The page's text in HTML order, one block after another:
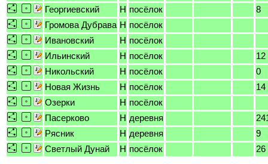
Георгиевский
H посёлок
8
Громова Дубрава H посёлок
Ивановский
H посёлок
Ильинский
H посёлок
12
Никольский
H посёлок
0
Новая Жизнь
H посёлок
14
Озерки
H посёлок
Пасерково
H деревня
Рясник
H деревня
9
Светлый Дунай
H посёлок 26